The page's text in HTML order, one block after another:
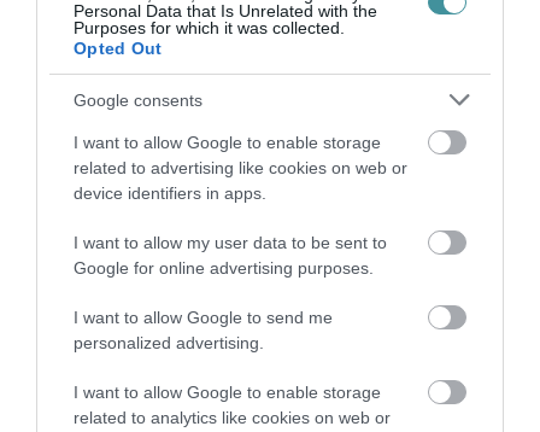
Personal Data that Is Unrelated with the
Purposes for which it was collected.
Opted Out
Google consents
I want to allow Google to enable storage
related to advertising like cookies on web or
device identifiers in apps.
I want to allow my user data to be sent to
Google for online advertising purposes.
I want to allow Google to send me
personalized advertising.
I want to allow Google to enable storage
related to analytics like cookies on web or
2026. augusztus 09
ORBÁN EGYKORI VÍZÜGYI ÁLLAMTITKÁRA
IS ELLENTMONDOTT A VOL...